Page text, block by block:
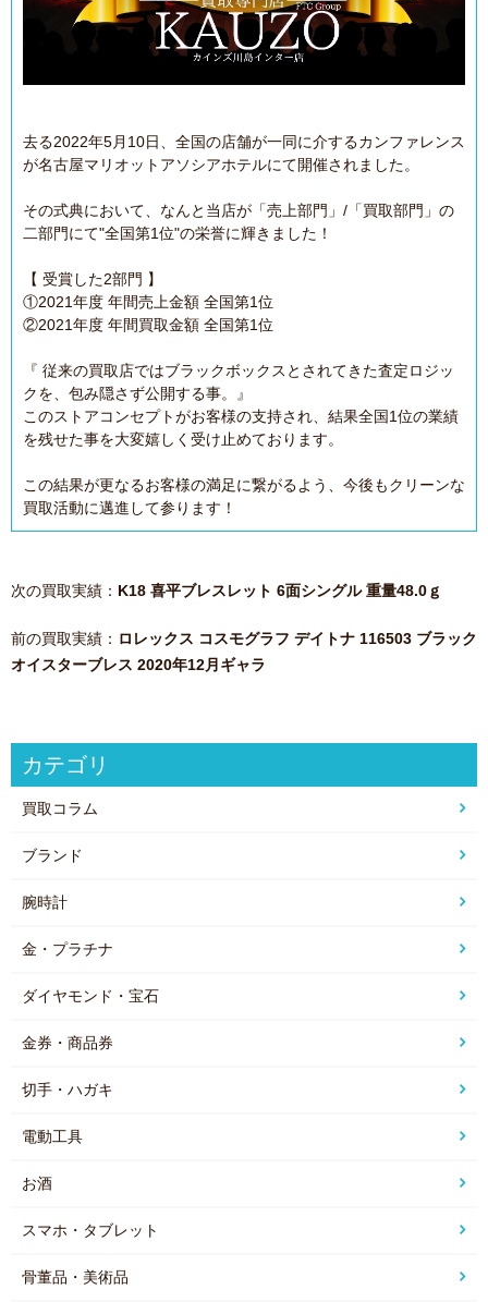
去る2022年5月10日、全国の店舗が一同に介するカンファレンス
が名古屋マリオットアソシアホテルにて開催されました。
その式典において、なんと当店が「売上部門」/「買取部門」の
二部門にて"全国第1位"の栄誉に輝きました！
【 受賞した2部門 】
①2021年度 年間売上金額 全国第1位
②2021年度 年間買取金額 全国第1位
『 従来の買取店ではブラックボックスとされてきた査定ロジッ
クを、包み隠さず公開する事。』
このストアコンセプトがお客様の支持され、結果全国1位の業績
を残せた事を大変嬉しく受け止めております。
この結果が更なるお客様の満足に繋がるよう、今後もクリーンな
買取活動に邁進して参ります！
次の買取実績： K18 喜平ブレスレット 6面シングル 重量48.0ｇ
前の買取実績： ロレックス コスモグラフ デイトナ 116503 ブラック
オイスターブレス 2020年12月ギャラ
カテゴリ
買取コラム
ブランド
腕時計
金・プラチナ
ダイヤモンド・宝石
金券・商品券
切手・ハガキ
電動工具
お酒
スマホ・タブレット
骨董品・美術品